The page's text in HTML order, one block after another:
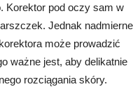
Korektor pod oczy sam w
Jednak nadmierne
może prowadzić
ważne jest, aby delikatnie
rozciągania skóry.